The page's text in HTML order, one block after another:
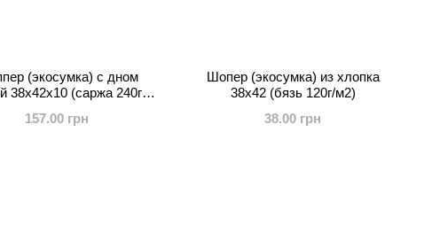
(экосумка) с дном
38x42х10 (саржа 240гр/
157.00 грн
Шопер (экосумка) из хлопка
38х42 (бязь 120г/м2)
38.00 грн